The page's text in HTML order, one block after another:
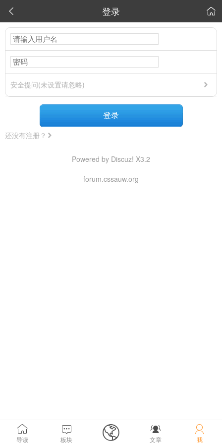
 登录 
安全提问(未设置请忽略)
登录
还没有注册？

导读

板块  
文章

我
Powered by Discuz! X3.2
forum.cssauw.org